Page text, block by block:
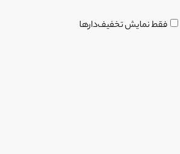
فقط نمایش تخفیف‌دارها